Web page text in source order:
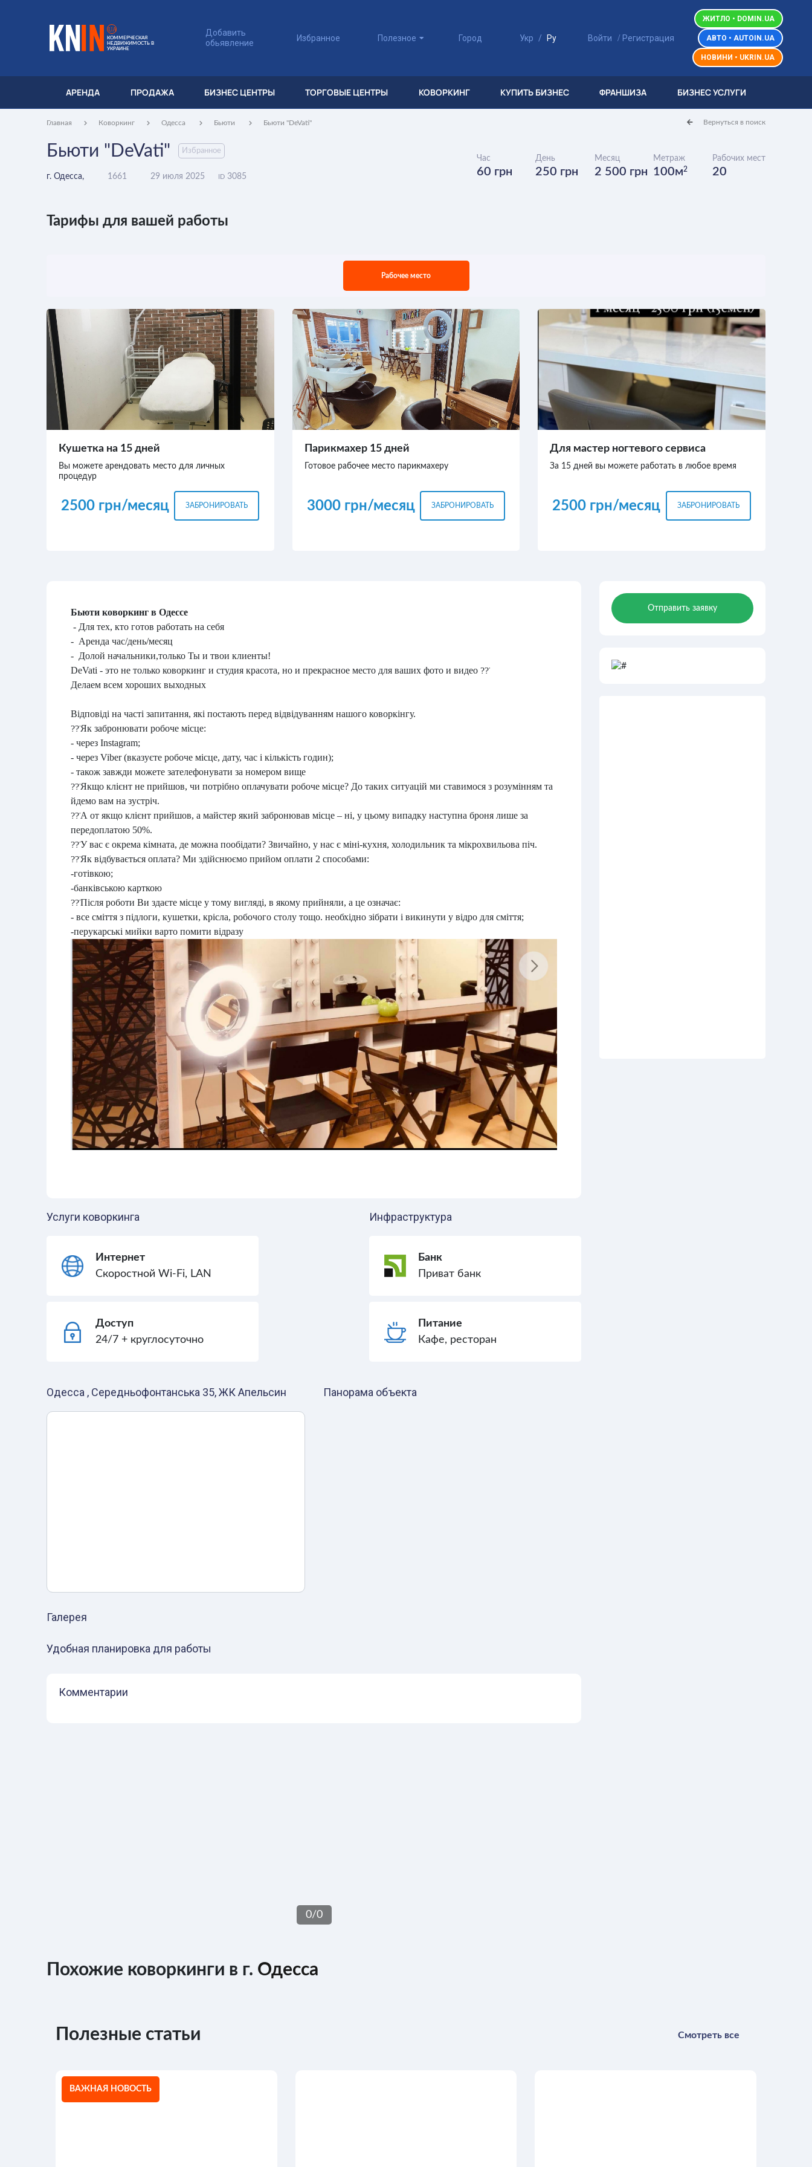
UA
КОММЕРЧЕСКАЯ
НЕДВИЖИМОСТЬ В
УКРАИНЕ
Добавить
обьявление
Избранное Полезное Город Укр / Ру Войти / Регистрация
ЖИТЛО • DOMIN.UA
АВТО • AUTOIN.UA
НОВИНИ • UKRIN.UA
АРЕНДА ПРОДАЖА БИЗНЕС ЦЕНТРЫ ТОРГОВЫЕ ЦЕНТРЫ КОВОРКИНГ КУПИТЬ БИЗНЕС ФРАНШИЗА БИЗНЕС УСЛУГИ
Главная Коворкинг Одесса Бьюти Бьюти "DeVati" Вернуться в поиск
Бьюти "DeVati" Избранное
г. Одесса, 1661 29 июля 2025 ID 3085
Час
60 грн
День
250 грн
Месяц
2 500 грн
Метраж
100м2
Рабочих мест
20
Тарифы для вашей работы
Рабочее место
Кушетка на 15 дней
Вы можете арендовать место для личных
процедур
2500 грн/месяц ЗАБРОНИРОВАТЬ
Парикмахер 15 дней
Готовое рабочее место парикмахеру
3000 грн/месяц ЗАБРОНИРОВАТЬ
Для мастер ногтевого сервиса
За 15 дней вы можете работать в любое время
2500 грн/месяц ЗАБРОНИРОВАТЬ
Бьюти коворкинг в Одессе
- Для тех, кто готов работать на себя
- Аренда час/день/месяц
- Долой начальники,только Ты и твои клиенты!
DeVati - это не только коворкинг и студия красота, но и прекрасное место для ваших фото и видео
Делаем всем хороших выходных
Відповіді на часті запитання, які постають перед відвідуванням нашого коворкінгу.
Як забронювати робоче місце:
- через Instagram;
- через Viber (вказуєте робоче місце, дату, час і кількість годин);
- також завжди можете зателефонувати за номером вище
Якщо клієнт не прийшов, чи потрібно оплачувати робоче місце? До таких ситуацій ми ставимося з розумінням та
йдемо вам на зустріч.
А от якщо клієнт прийшов, а майстер який забронював місце – ні, у цьому випадку наступна броня лише за
передоплатою 50%.
У вас є окрема кімната, де можна пообідати? Звичайно, у нас є міні-кухня, холодильник та мікрохвильова піч.
Як відбувається оплата? Ми здійснюємо прийом оплати 2 способами:
-готівкою;
-банківською карткою
Після роботи Ви здаєте місце у тому вигляді, в якому прийняли, а це означає:
- все сміття з підлоги, кушетки, крісла, робочого столу тощо. необхідно зібрати і викинути у відро для сміття;
-перукарські мийки варто помити відразу
Услуги коворкинга
Интернет
Скоростной Wi-Fi, LAN
Доступ
24/7 + круглосуточно
Инфраструктура
Банк
Приват банк
Питание
Кафе, ресторан
Одесса , Середньофонтанська 35, ЖК Апельсин Панорама объекта
Галерея
0/0
Удобная планировка для работы
Комментарии
Отправить заявку
Похожие коворкинги в г. Одесса
Полезные статьи Смотреть все
ВАЖНАЯ НОВОСТЬ